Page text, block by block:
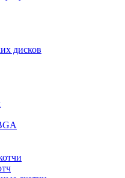
дисков